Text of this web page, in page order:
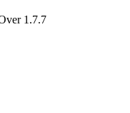
1.7.7